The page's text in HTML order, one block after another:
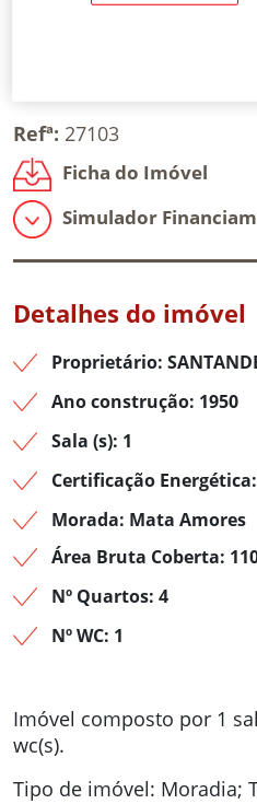
Refª: 27103
Ficha do Imóvel
Simulador
Detalhes do imóvel
Proprietário:
Ano construção: 1950
Sala (s): 1
Certificação
Morada: Mata Amores
Área Bruta Coberta:
Nº Quartos: 4
Nº WC: 1
Imóvel composto por 1
wc(s).
Tipo de imóvel: Moradia;